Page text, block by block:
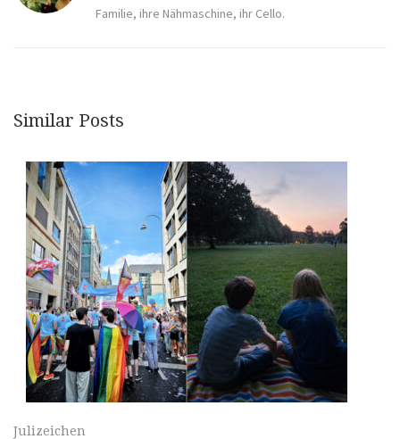
Familie, ihre Nähmaschine, ihr Cello.
Similar Posts
Julizeichen